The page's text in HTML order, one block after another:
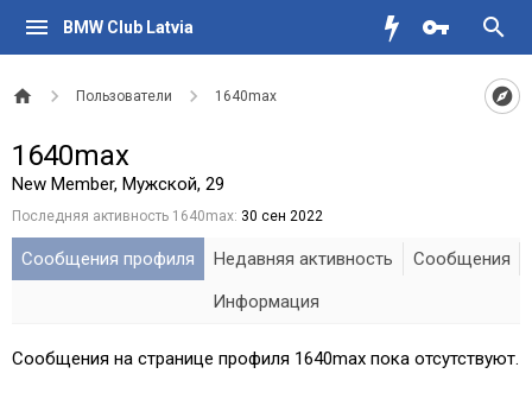
BMW Club Latvia
Пользователи 1640max
1640max
New Member, Мужской, 29
Последняя активность 1640max: 30 сен 2022
Сообщения профиля Недавняя активность
Сообщения
Информация
Сообщения на странице профиля 1640max пока отсутствуют.